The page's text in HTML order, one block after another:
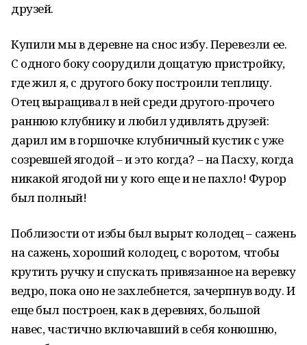
друзей.
Купили мы в деревне на снос избу. Перевезли ее.
С одного боку соорудили дощатую пристройку,
где жил я, с другого боку построили теплицу.
Отец выращивал в ней среди другого-прочего
раннюю клубнику и любил удивлять друзей:
дарил им в горшочке клубничный кустик с уже
созревшей ягодой – и это когда? – на Пасху, когда
никакой ягодой ни у кого еще и не пахло! Фурор
был полный!
Поблизости от избы был вырыт колодец – сажень
на сажень, хороший колодец, с воротом, чтобы
крутить ручку и спускать привязанное на веревку
ведро, пока оно не захлебнется, зачерпнув воду. И
еще был построен, как в деревнях, большой
навес, частично включавший в себя конюшню,